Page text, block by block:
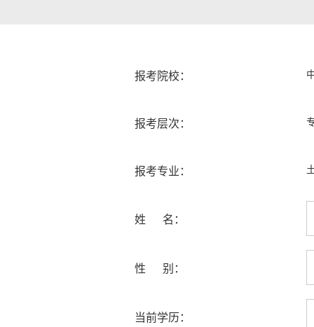
报考院校：
报考层次：
报考专业：
姓 名：
性 别：
当前学历：